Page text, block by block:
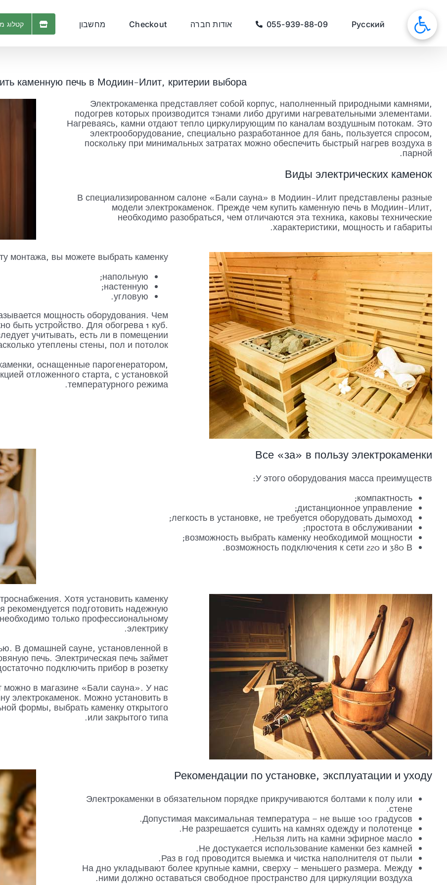
סאונות Русский
055-939-88-09 אודות חברה Checkout מחשבון קטלוג
каменную печь в Модиин-Илит, критерии выбора
Электрокаменка представляет собой корпус, наполненный природными камнями,
подогрев которых производится тэнами либо другими нагревательными элементами.
Нагреваясь, камни отдают тепло циркулирующим по каналам воздушным потокам. Это
электрооборудование, специально разработанное для бань, пользуется спросом,
поскольку при минимальных затратах можно обеспечить быстрый нагрев воздуха в
парной.
Виды электрических каменок
В специализированном салоне «Бали сауна» в Модиин-Илит представлены разные
модели электрокаменок. Прежде чем купить каменную печь в Модиин-Илит,
необходимо разобраться, чем отличаются эта техника, каковы технические
характеристики, мощность и габариты.
монтажа, вы можете выбрать каменку:
напольную;
настенную;
угловую.
мощность оборудования. Чем
устройство. Для обогрева 1 куб.
учитывать, есть ли в помещении
утеплены стены, пол и потолок.
оснащенные парогенератором,
отложенного старта, с установкой
температурного режима.
Все «за» в пользу электрокаменки
У этого оборудования масса преимуществ:
компактность;
дистанционное управление;
легкость в установке, не требуется оборудовать дымоход;
простота в обслуживании;
возможность выбрать каменку необходимой мощности;
возможность подключения к сети 220 и 380 В.
Хотя установить каменку
рекомендуется подготовить надежную
только профессиональному
электрику.
В домашней сауне, установленной в
печь. Электрическая печь займет
подключить прибор в розетку.
в магазине «Бали сауна». У нас
электрокаменок. Можно установить в
формы, выбрать каменку открытого
или закрытого типа.
Рекомендации по установке, эксплуатации и уходу
Электрокаменки в обязательном порядке прикручиваются болтами к полу или
стене.
Допустимая максимальная температура – не выше 100 градусов.
Не разрешается сушить на камнях одежду и полотенце.
Нельзя лить на камни эфирное масло.
Не достукается использование каменки без камней.
Раз в год проводится выемка и чистка наполнителя от пыли.
На дно укладывают более крупные камни, сверху – меньшего размера. Между
ними должно оставаться свободное пространство для циркуляции воздуха.